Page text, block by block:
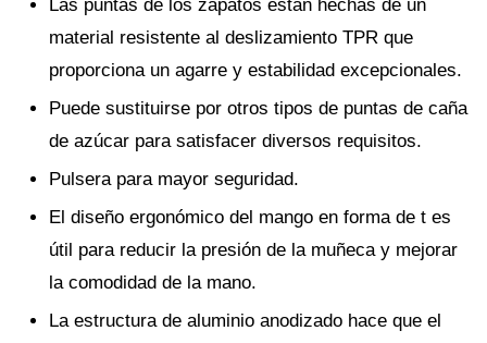
Las puntas de los zapatos están hechas de un
material resistente al deslizamiento TPR que
proporciona un agarre y estabilidad excepcionales.
Puede sustituirse por otros tipos de puntas de caña
de azúcar para satisfacer diversos requisitos.
Pulsera para mayor seguridad.
El diseño ergonómico del mango en forma de t es
útil para reducir la presión de la muñeca y mejorar
la comodidad de la mano.
La estructura de aluminio anodizado hace que el